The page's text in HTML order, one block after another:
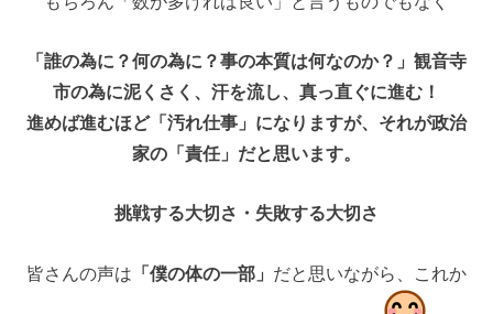
「誰の為に？何の為に？事の本質は何なのか？」観音寺
市の為に泥くさく、汗を流し、真っ直ぐに進む！
進めば進むほど「汚れ仕事」になりますが、それが政治
家の「責任」だと思います。
挑戦する大切さ・失敗する大切さ
皆さんの声は 「僕の体の一部」 だと思いながら、これか